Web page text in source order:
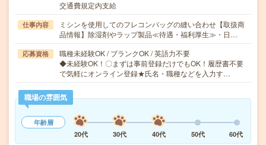
交通費規定内支給
仕事内容
ミシンを使用してのフレコンバッグの縫い合わせ【取扱商
品情報】除湿剤やラップ製品≪待遇・福利厚生≫・日…
応募資格
職種未経験OK / ブランクOK / 英語力不要
◆未経験OK！〇まずは事前登録だけでもOK！履歴書不要
で気軽にオンライン登録★氏名・職種などを入力す…
職場の雰囲気
年齢層
20代
30代 40代 50代 60代